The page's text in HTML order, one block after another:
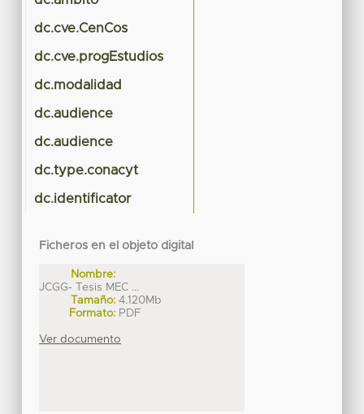
dc.cve.CenCos
dc.cve.progEstudios
dc.modalidad
dc.audience
dc.audience
dc.type.conacyt
dc.identificator
Ficheros en el objeto digital
Nombre:
JCGG- Tesis MEC ...
Tamaño: 4.120Mb
Formato: PDF
Ver documento